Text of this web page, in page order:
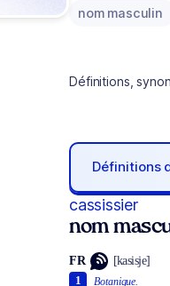
nom masculin
Définitions,
Définitions
cassissier
nom
FR [kasisje]
Botanique.
1